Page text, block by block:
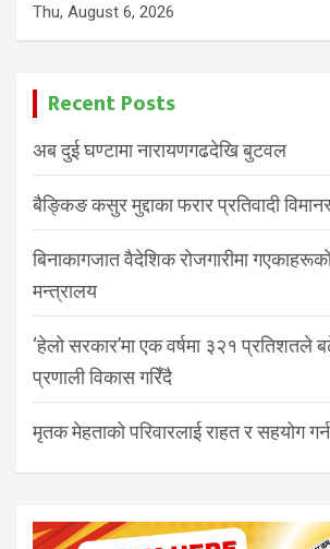
Thu, August 6, 2026
Recent Posts
अब दुई घण्टामा नारायणगढदेखि बुटवल
बैङ्किङ कसुर मुद्दाका फरार प्रतिवादी
बिनाकागजात वैदेशिक रोजगारीमा गएकाहरूको
मन्त्रालय
‘हेलो सरकार’मा एक वर्षमा ३२१ प्रतिशतले
प्रणाली विकास गरिँदै
मृतक मेहताको परिवारलाई राहत र सहयोग